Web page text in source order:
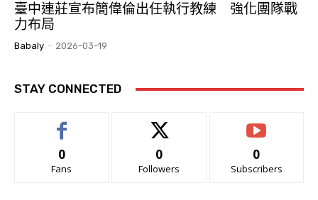
臺中連莊宣布簡偉倫出任執行教練 強化團隊戰
力布局
Babaly - 2026-03-19
STAY CONNECTED
0
Fans
0
Followers
0
Subscribers